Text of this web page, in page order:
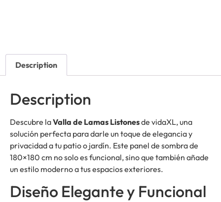
Description
Description
Descubre laValla de Lamas Listonesde vidaXL, una
solución perfecta para darle un toque de elegancia y
privacidad a tu patio o jardín. Este panel de sombra de
180×180 cm no solo es funcional, sino que también añade
un estilo moderno a tus espacios exteriores.
Diseño Elegante y Funcional